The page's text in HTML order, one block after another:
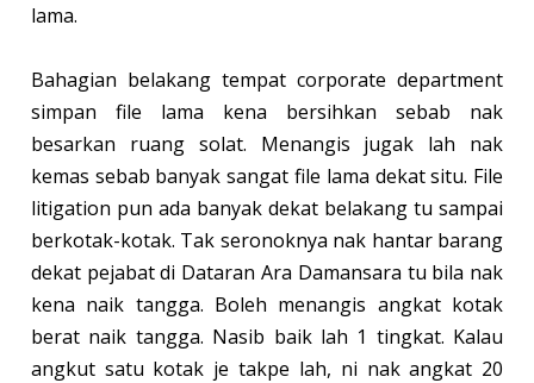
lama.
Bahagian belakang tempat corporate department
simpan file lama kena bersihkan sebab nak
besarkan ruang solat. Menangis jugak lah nak
kemas sebab banyak sangat file lama dekat situ. File
litigation pun ada banyak dekat belakang tu sampai
berkotak-kotak. Tak seronoknya nak hantar barang
dekat pejabat di Dataran Ara Damansara tu bila nak
kena naik tangga. Boleh menangis angkat kotak
berat naik tangga. Nasib baik lah 1 tingkat. Kalau
angkut satu kotak je takpe lah, ni nak angkat 20